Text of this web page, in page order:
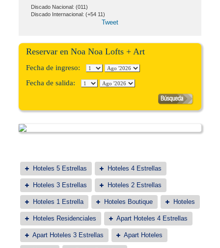
Discado Nacional: (011)
Discado Internacional: (+54 11)
Tweet
Reservar en Noa Noa Lofts + Art
Fecha de ingreso:
Fecha de salida:
Hoteles 5 Estrellas Hoteles 4 Estrellas
Hoteles 3 Estrellas Hoteles 2 Estrellas
Hoteles 1 Estrella Hoteles Boutique Hoteles
Hoteles Residenciales Apart Hoteles 4 Estrellas
Apart Hoteles 3 Estrellas Apart Hoteles